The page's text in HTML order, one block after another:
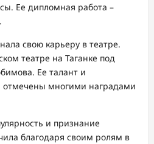
Ее дипломная работа –
свою карьеру в театре.
театре на Таганке под
Ее талант и
отмечены многими наградами
и признание
благодаря своим ролям в